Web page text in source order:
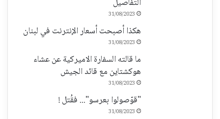
31/08/2023
هكذا أصبحت أسعار الإنترنت في لبنان
31/08/2023
ما قالته السفارة الاميركية عن عشاء
هوكشتاين مع قائد الجيش
31/08/2023
"قوّصولوا بعرسو"... فقُتل !
31/08/2023